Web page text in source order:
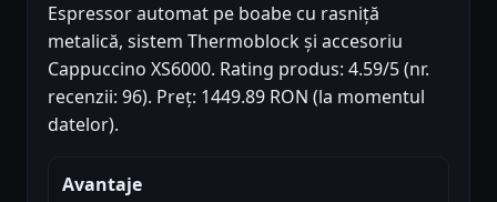
Espressor automat pe boabe cu rasniță
metalică, sistem Thermoblock și accesoriu
Cappuccino XS6000. Rating produs: 4.59/5 (nr.
recenzii: 96). Preț: 1449.89 RON (la momentul
datelor).
Avantaje